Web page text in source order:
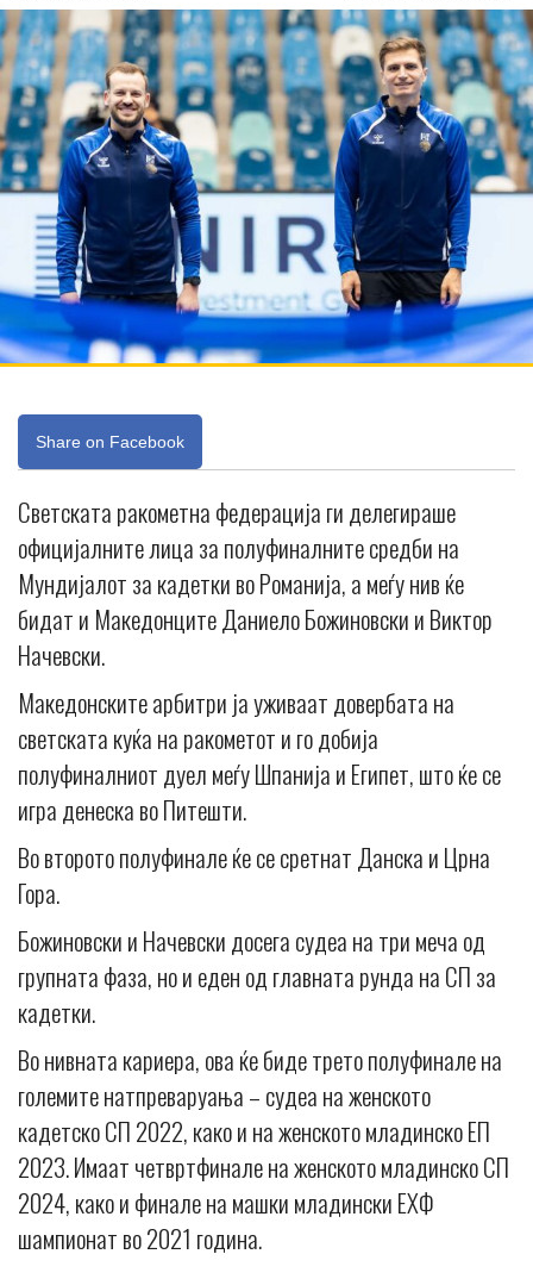
Share on Facebook
Светската ракометна федерација ги делегираше
официјалните лица за полуфиналните средби на
Мундијалот за кадетки во Романија, а меѓу нив ќе
бидат и Македонците Даниело Божиновски и Виктор
Начевски.
Македонските арбитри ја уживаат довербата на
светската куќа на ракометот и го добија
полуфиналниот дуел меѓу Шпанија и Египет, што ќе се
игра денеска во Питешти.
Во второто полуфинале ќе се сретнат Данска и Црна
Гора.
Божиновски и Начевски досега судеа на три меча од
групната фаза, но и еден од главната рунда на СП за
кадетки.
Во нивната кариера, ова ќе биде трето полуфинале на
големите натпреваруања – судеа на женското
кадетско СП 2022, како и на женското младинско ЕП
2023. Имаат четвртфинале на женското младинско СП
2024, како и финале на машки младински ЕХФ
шампионат во 2021 година.